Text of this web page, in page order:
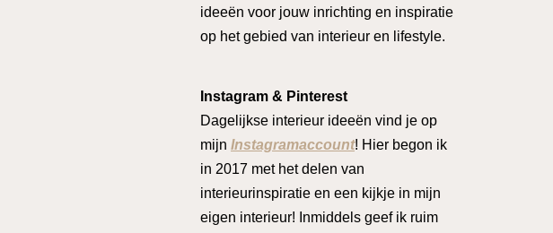
ideeën voor jouw inrichting en inspiratie
op het gebied van interieur en lifestyle.
Instagram & Pinterest
Dagelijkse interieur ideeën vind je op
mijn Instagramaccount! Hier begon ik
in 2017 met het delen van
interieurinspiratie en een kijkje in mijn
eigen interieur! Inmiddels geef ik ruim